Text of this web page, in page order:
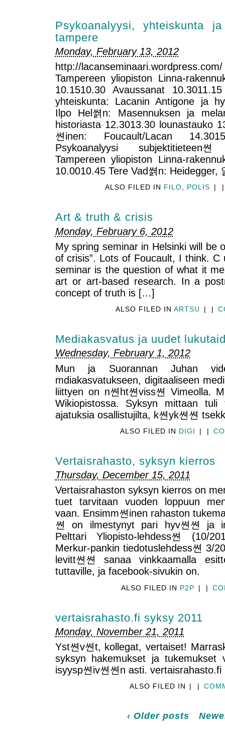
Psykoanalyysi, yhteiskunta
tampere
Monday, February 13, 2012
http://
Tampereen yliopiston Linna-
10.1510.30 Avaussanat
yhteiskunta: Lacanin Antigone ja
Ilpo Hel쎩n: Masennuksen ja
historiasta 12.3013.30 lounastauko
쎤inen: Foucault/Lacan
Psykoanalyysi subjektitieteen
Tampereen yliopiston Linna-
10.0010.45 Tere Vad쎩n:
ALSO FILED IN FILO, POLIS | |
Art & truth & crisis
Monday, February 6, 2012
My spring seminar in Helsinki will be
of crisis”. Lots of Foucault, I think.
seminar is the question of what it
art or art-based research. In a
concept of truth is […]
ALSO FILED IN ARTSU | |
Mediakasvatus ja uudet
Wednesday, February 1, 2012
Mun ja Suorannan Juhan
mdiakasvatukseen, digitaaliseen
liittyen on n쎤ht쎤viss쎤 Vimeolla.
Wikiopistossa. Syksyn mittaan
ajatuksia osallistujilta, k쎤yk쎤쎤
ALSO FILED IN DIGI | |
Vertaisrahasto, syksyn kierros
Thursday, December 15, 2011
Vertaisrahaston syksyn kierros on
tuet tarvitaan vuoden loppuun
vaan. Ensimm쎤inen rahaston
쎤 on ilmestynyt pari hyv쎤쎤 ja
Pelttari Yliopisto-lehdess쎤 (10/
Merkur-pankin tiedotuslehdess쎤 3/
levitt쎤쎤 sanaa vinkkaamalla
tuttaville, ja facebook-sivukin on.
ALSO FILED IN P2P | |
vertaisrahasto.fi syksy 2011
Monday, November 21, 2011
Yst쎤v쎤t, kollegat, vertaiset!
syksyn hakemukset ja tukemukset
isyysp쎤iv쎤쎤n asti. vertaisrahasto.fi
ALSO FILED IN | |
‹ Older posts